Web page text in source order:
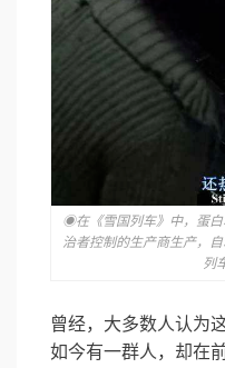
◉在《雪国列车》中，蛋
治者控制的生产商生产，
列
曾经，大多数人认为
如今有一群人，却在